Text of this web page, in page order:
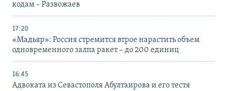
кодам – Развожаев
17:20
«Мадьяр»: Россия стремится втрое нарастить объем
одновременного залпа ракет – до 200 единиц
16:45
Адвоката из Севастополя Абултаирова и его тестя